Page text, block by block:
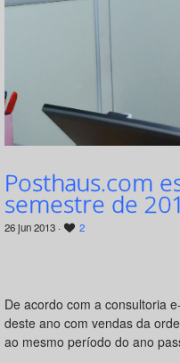
Posthaus.com
semestre de
26 jun 2013 · 2
De acordo com a consultoria
deste ano com vendas da
ao mesmo período do ano